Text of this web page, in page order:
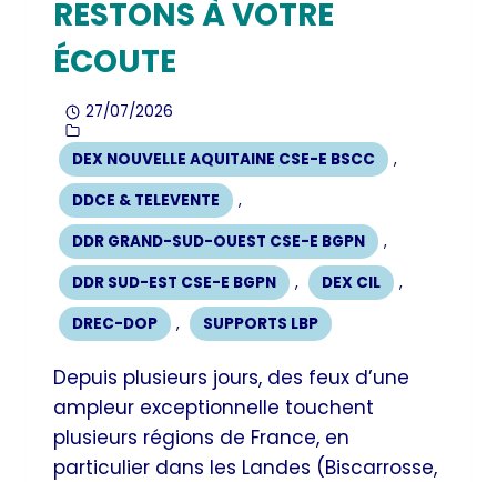
RESTONS À VOTRE
ÉCOUTE
27/07/2026
DEX NOUVELLE AQUITAINE CSE-E BSCC
,
DDCE & TELEVENTE
,
DDR GRAND-SUD-OUEST CSE-E BGPN
,
DDR SUD-EST CSE-E BGPN
, DEX CIL
,
DREC-DOP
, SUPPORTS LBP
Depuis plusieurs jours, des feux d’une
ampleur exceptionnelle touchent
plusieurs régions de France, en
particulier dans les Landes (Biscarrosse,